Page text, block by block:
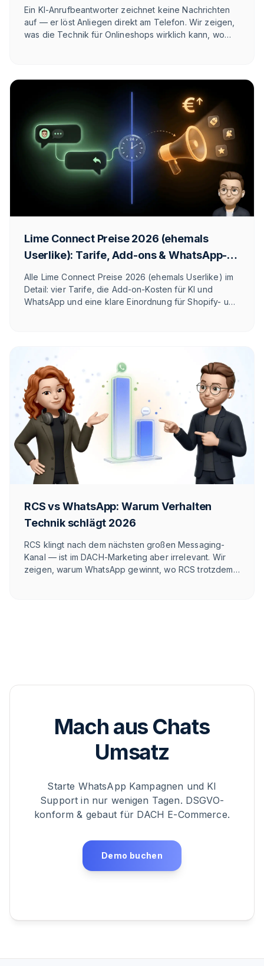
Ein KI-Anrufbeantworter zeichnet keine Nachrichten
auf — er löst Anliegen direkt am Telefon. Wir zeigen,
was die Technik für Onlineshops wirklich kann, wo
Lime Connect Preise 2026 (ehemals
Userlike): Tarife, Add-ons & WhatsApp-
Kosten
Alle Lime Connect Preise 2026 (ehemals Userlike) im
Detail: vier Tarife, die Add-on-Kosten für KI und
WhatsApp und eine klare Einordnung für Shopify- und
RCS vs WhatsApp: Warum Verhalten
Technik schlägt 2026
RCS klingt nach dem nächsten großen Messaging-
Kanal — ist im DACH-Marketing aber irrelevant. Wir
zeigen, warum WhatsApp gewinnt, wo RCS trotzdem
Mach aus Chats
Umsatz
Starte WhatsApp Kampagnen und KI
Support in nur wenigen Tagen. DSGVO-
konform & gebaut für DACH E-Commerce.
Demo buchen